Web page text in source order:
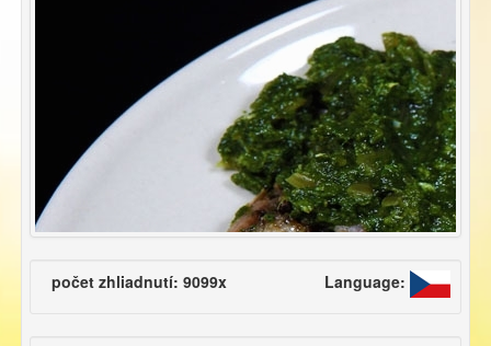
počet zhliadnutí: 9099x Language: